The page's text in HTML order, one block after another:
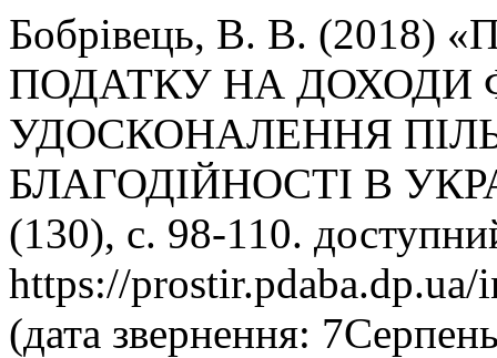
Бобрівець, В. В.
ПОДАТКУ НА ДОХОДИ
УДОСКОНАЛЕННЯ
БЛАГОДІЙНОСТІ В
(130), с. 98-110.
https://
(дата звернення: